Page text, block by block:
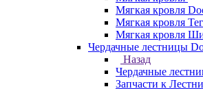
Мягкая кровля
Мягкая кровля
Мягкая кровля
Чердачные лестницы
Назад
Чердачные
Запчасти к